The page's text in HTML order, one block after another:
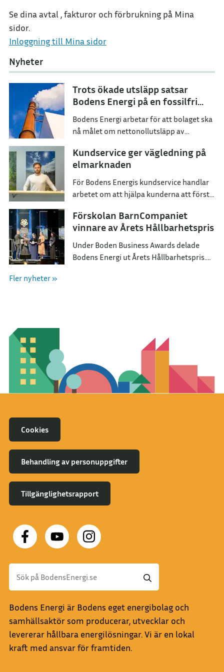
Se dina avtal , fakturor och förbrukning på Mina
sidor.
Inloggning till Mina sidor
Nyheter
Trots ökade utsläpp satsar
Bodens Energi på en fossilfri
Bodens Energi arbetar för att bolaget ska
nå målet om nettonollutsläpp av
Kundservice ger vägledning på
elmarknaden
För Bodens Energis kundservice handlar
arbetet om att hjälpa kunderna att förstå
dem i deras vardag.
Förskolan BarnCompaniet
vinnare av Årets Hållbarhetspris
Under Boden Business Awards delade
Bodens Energi ut Årets Hållbarhetspris.
Fler nyheter »
Cookies
Behandling av personuppgifter
Tillgänglighetsrapport
Bodens Energi är Bodens eget energibolag och
samhällsaktör som producerar, utvecklar och
levererar hållbara energilösningar. Vi är en lokal
kraft med ansvar för framtiden.